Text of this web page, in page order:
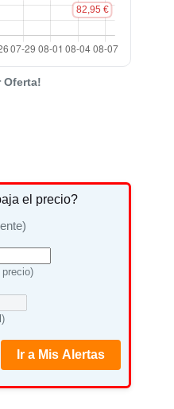
Oferta!
el precio?
Ir a Mis Alertas